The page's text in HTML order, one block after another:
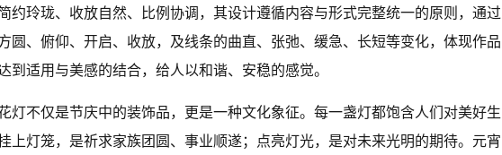
约玲珑、收放自然、比例协调，其设计遵循内容与形式完整统一的原则，通过
圆、俯仰、开启、收放，及线条的曲直、张弛、缓急、长短等变化，体现作品
到适用与美感的结合，给人以和谐、安稳的感觉。
灯不仅是节庆中的装饰品，更是一种文化象征。每一盏灯都饱含人们对美好生
灯笼，是祈求家族团圆、事业顺遂；点亮灯光，是对未来光明的期待。元宵